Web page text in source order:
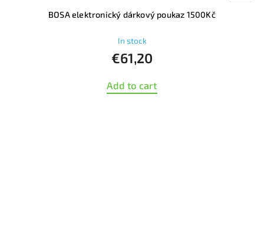
BOSA elektronický dárkový poukaz 1500Kč
In stock
€61,20
Add to cart